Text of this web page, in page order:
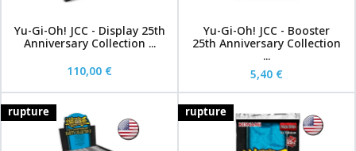
Yu-Gi-Oh! JCC - Display 25th
Anniversary Collection ...
110,00 €
Yu-Gi-Oh! JCC - Booster
25th Anniversary Collection
...
5,40 €
rupture rupture